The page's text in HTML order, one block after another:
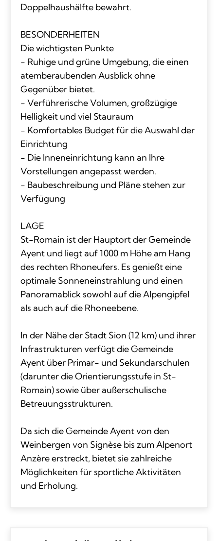
Doppelhaushälfte bewahrt.
BESONDERHEITEN
Die wichtigsten Punkte
- Ruhige und grüne Umgebung, die einen
atemberaubenden Ausblick ohne
Gegenüber bietet.
- Verführerische Volumen, großzügige
Helligkeit und viel Stauraum
- Komfortables Budget für die Auswahl der
Einrichtung
- Die Inneneinrichtung kann an Ihre
Vorstellungen angepasst werden.
- Baubeschreibung und Pläne stehen zur
Verfügung
LAGE
St-Romain ist der Hauptort der Gemeinde
Ayent und liegt auf 1000 m Höhe am Hang
des rechten Rhoneufers. Es genießt eine
optimale Sonneneinstrahlung und einen
Panoramablick sowohl auf die Alpengipfel
als auch auf die Rhoneebene.
In der Nähe der Stadt Sion (12 km) und ihrer
Infrastrukturen verfügt die Gemeinde
Ayent über Primar- und Sekundarschulen
(darunter die Orientierungsstufe in St-
Romain) sowie über außerschulische
Betreuungsstrukturen.
Da sich die Gemeinde Ayent von den
Weinbergen von Signèse bis zum Alpenort
Anzère erstreckt, bietet sie zahlreiche
Möglichkeiten für sportliche Aktivitäten
und Erholung.